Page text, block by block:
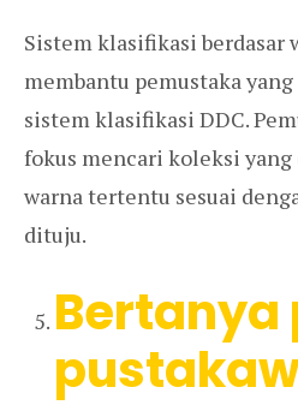
Sistem klasifikasi berdasar
membantu pemustaka
sistem klasifikasi DDC.
fokus mencari koleksi
warna tertentu sesuai
dituju.
Bertanya